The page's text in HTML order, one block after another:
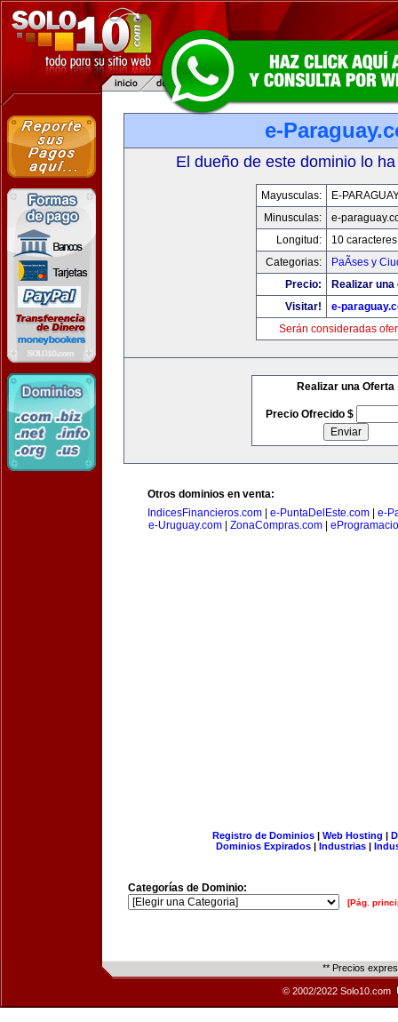
e-
El dueño de este dominio lo
Mayusculas:
E-
Minusculas:
e-
Longitud:
10 caracteres
Categorias:
PaÃ­ses y
Precio:
Realizar
Visitar!
e-
Serán consideradas
Realizar una Oferta
Precio Ofrecido $
Otros dominios en venta:
IndicesFinancieros.com
e-PuntaDelEste.com
e-
e-Uruguay.com
ZonaCompras.com
Registro de Dominios| Web Hosting |
Dominios Expirados | Industrias |
Categorías de Dominio:
[Pág.
** Precios
© 2002/2022 Solo10.com